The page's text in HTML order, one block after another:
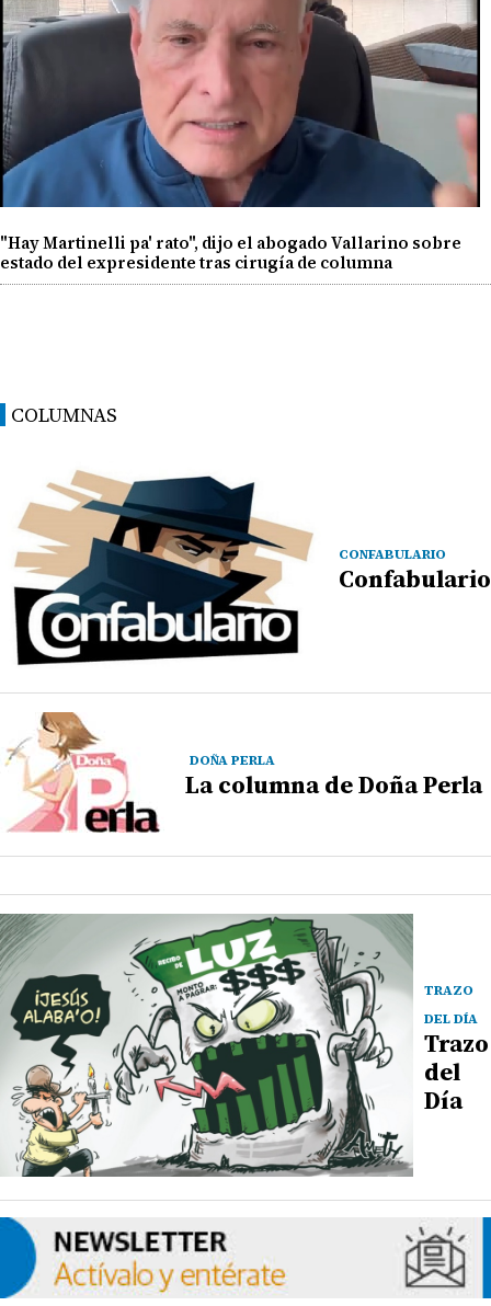
"Hay Martinelli pa' rato", dijo el abogado Vallarino sobre
estado del expresidente tras cirugía de columna
COLUMNAS
CONFABULARIO
Confabulario
DOÑA PERLA
La columna de Doña Perla
TRAZO
DEL DÍA
Trazo
del
Día